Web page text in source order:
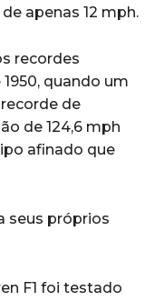
apenas 12 mph.
recordes
quando um
de
de 124,6 mph
afinado que
seus próprios
F1 foi testado